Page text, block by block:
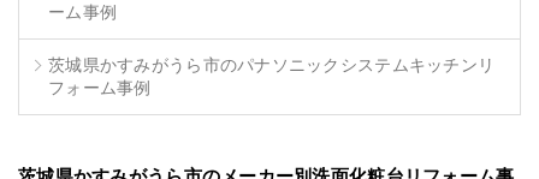
ーム事例
茨城県かすみがうら市のパナソニックシステムキッチンリ
フォーム事例